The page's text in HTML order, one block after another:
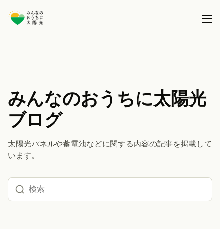
事務局について
全国で実施している共同購入事業
製品を選択する
太陽光パネル / 太陽光パネル＋蓄電池
ブログ
サポート
みんなのおうちに太陽光
ブログ
太陽光パネルや蓄電池などに関する内容の記事を掲載して
います。